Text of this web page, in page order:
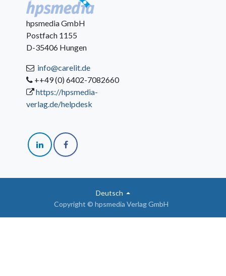
hpsmedia GmbH
Postfach 1155
D-35406 Hungen
info@carelit.de
++49 (0) 6402-7082660
https://hpsmedia-
verlag.de/helpdesk
Copyright © hpsmedia Verlag GmbH
Deutsch